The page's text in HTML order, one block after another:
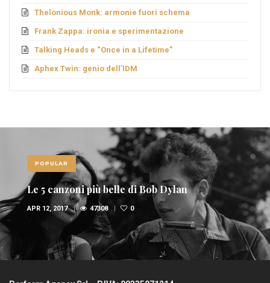
Thelonious Monk: armonie fuori schema
Frank Zappa: ironia e sperimentazione
Talking Heads e “Once in a Lifetime”
Aphex Twin: genio dell’IDM
POPULAR
Le 10 canzoni più sexy di sempre
FEB 6, 2017 36947 1